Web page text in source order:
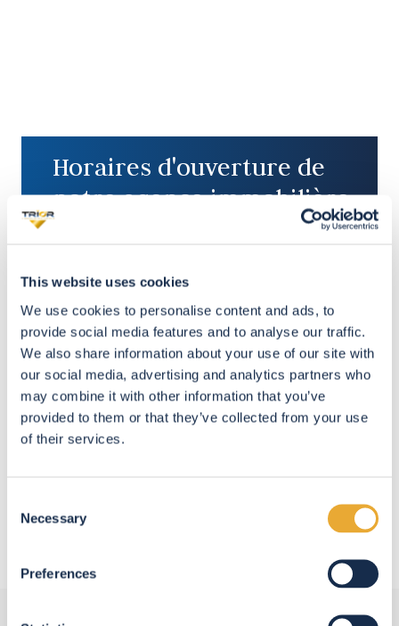
This website uses cookies
We use cookies to personalise content and ads, to
provide social media features and to analyse our traffic.
We also share information about your use of our site with
our social media, advertising and analytics partners who
may combine it with other information that you’ve
provided to them or that they’ve collected from your use
of their services.
Selection
Necessary
Preferences
Horaires d'ouverture de
notre agence immobilière
de Rixensart
Lundi 9:00 - 12:30 14:00 - 18:00
Mardi 9:00 - 12:30 14:00 - 18:00
Mercredi9:00 - 12:30 14:00 - 18:00
Jeudi 9:00 - 12:30 14:00 - 18:00
Vendredi9:00 - 12:30 14:00 - 18:00